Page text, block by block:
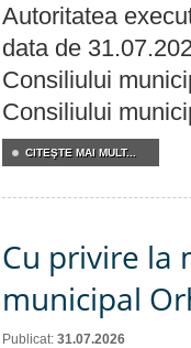
Autoritatea
data de
Consiliului
Consiliului
CITEŞTE MAI MULT...
Cu privire la
municipal
Publicat: 31.07.2026